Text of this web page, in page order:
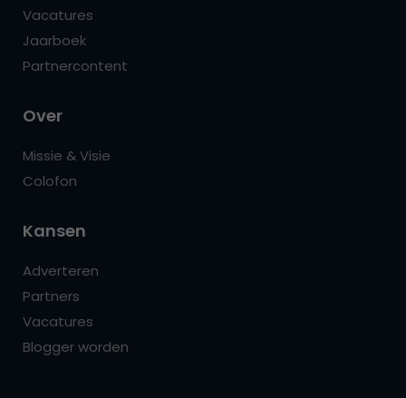
Vacatures
Jaarboek
Partnercontent
Over
Missie & Visie
Colofon
Kansen
Adverteren
Partners
Vacatures
Blogger worden